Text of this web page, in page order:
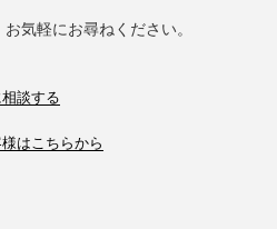
気軽にお尋ねください。
談する
はこちらから